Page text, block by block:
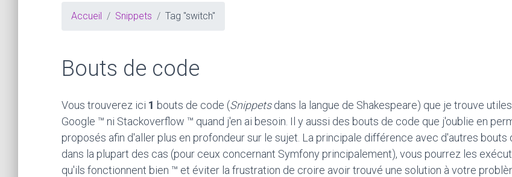
Accueil Snippets Tag "switch"
Bouts de code
Vous trouverez ici 1 bouts de code (Snippetsdans la langue de Shakespeare) que je trouve
Google ™ ni Stackoverflow ™ quand j'en ai besoin. Il y aussi des bouts de code que j'oublie en
proposés afin d'aller plus en profondeur sur le sujet. La principale différence avec d'autres
dans la plupart des cas (pour ceux concernant Symfony principalement), vous pourrez les
qu'ils fonctionnent bien ™ et éviter la frustration de croire avoir trouvé une solution à votre